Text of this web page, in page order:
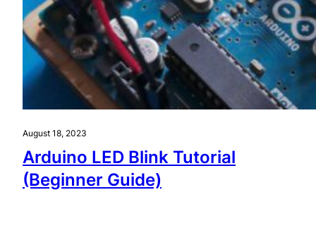
August 18, 2023
Arduino LED Blink Tutorial
(Beginner Guide)